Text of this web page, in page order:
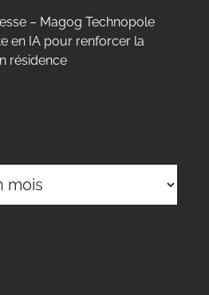
– Magog Technopole
en IA pour renforcer la
résidence